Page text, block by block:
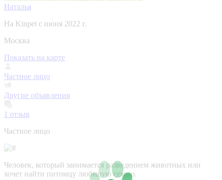
Наталья
На Kinpet c июня 2022 г.
Москва
Показать на карте
Частное лицо
Другие объявления
1 отзыв
Частное лицо
Человек, который занимается разведением животных или
хочет найти питомцу любящую семью.